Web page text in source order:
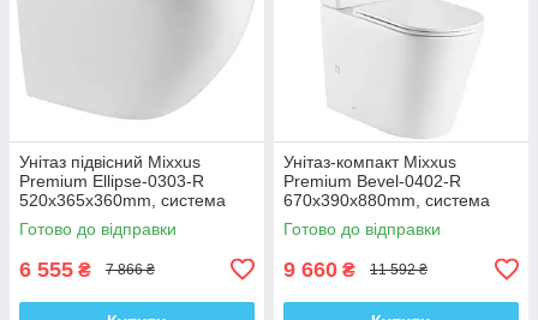
Унітаз підвісний Mixxus
Premium Ellipse-0303-R
520x365x360mm, система
змиву Rimless (MP6463)
Готово до відправки
6 555 ₴ 7 866 ₴
Унітаз-компакт Mixxus
Premium Bevel-0402-R
670x390x880mm, система
змиву RIMLESS (MP6474)
Готово до відправки
9 660 ₴ 11 592 ₴